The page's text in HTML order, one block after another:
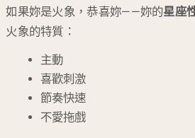
如果妳是火象，恭喜妳——妳的星座
火象的特質：
主動
喜歡刺激
節奏快速
不愛拖戲